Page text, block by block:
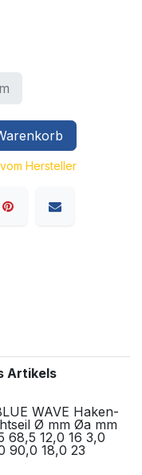
Hersteller
Artikels
WAVE Haken-
Ø mm Øa mm
68,5 12,0 16 3,0
90,0 18,0 23